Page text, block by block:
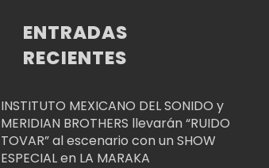
ENTRADAS
RECIENTES
INSTITUTO MEXICANO DEL SONIDO y
MERIDIAN BROTHERS llevarán “RUIDO
TOVAR” al escenario con un SHOW
ESPECIAL en LA MARAKA